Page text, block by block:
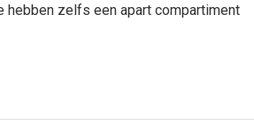
hebben zelfs een apart compartiment